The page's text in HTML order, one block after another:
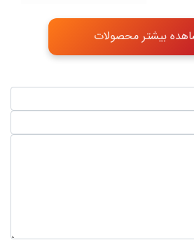
بیشتر محصولات